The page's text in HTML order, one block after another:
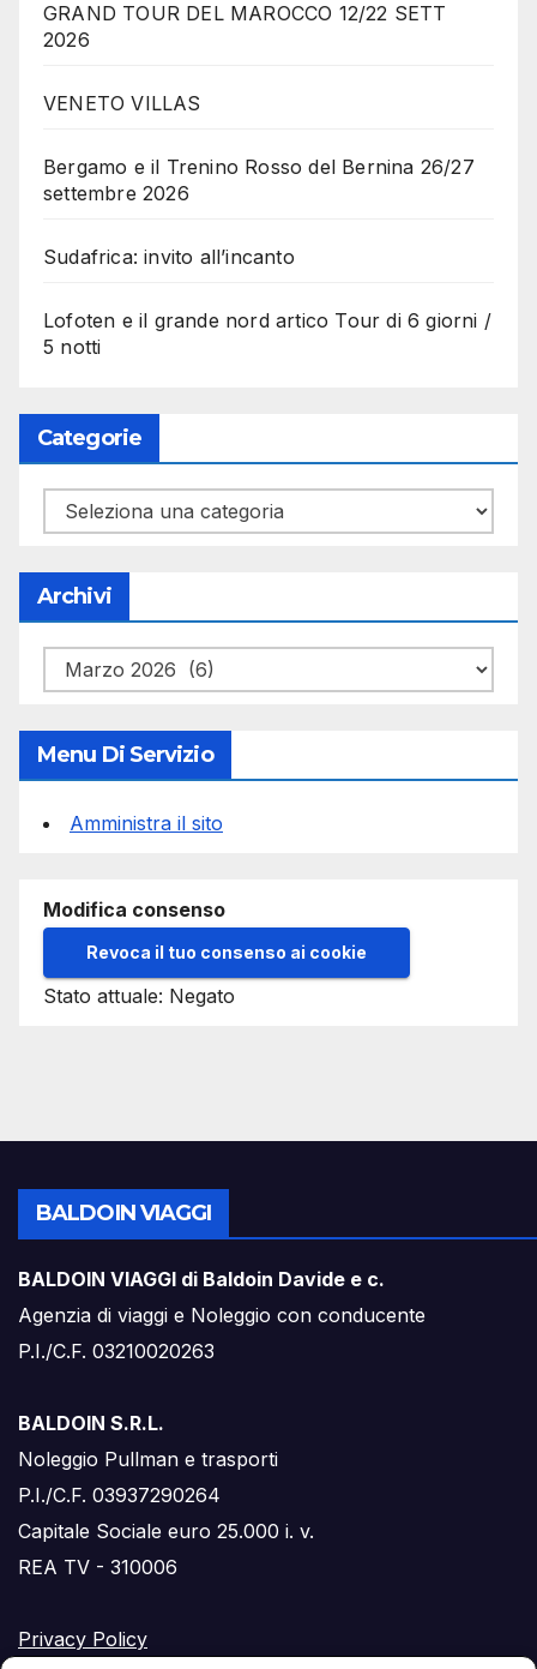
GRAND TOUR DEL MAROCCO 12/22 SETT
2026
VENETO VILLAS
Bergamo e il Trenino Rosso del Bernina 26/27
settembre 2026
Sudafrica: invito all’incanto
Lofoten e il grande nord artico Tour di 6 giorni /
5 notti
Categorie
Categorie
Archivi
Archivi
Menu Di Servizio
Amministra il sito
Modifica consenso
Revoca il tuo consenso ai cookie
Stato attuale: Negato
BALDOIN VIAGGI
BALDOIN VIAGGI di Baldoin Davide e c.
Agenzia di viaggi e Noleggio con conducente
P.I./C.F. 03210020263
BALDOIN S.R.L.
Noleggio Pullman e trasporti
P.I./C.F. 03937290264
Capitale Sociale euro 25.000 i. v.
REA TV - 310006
Privacy Policy